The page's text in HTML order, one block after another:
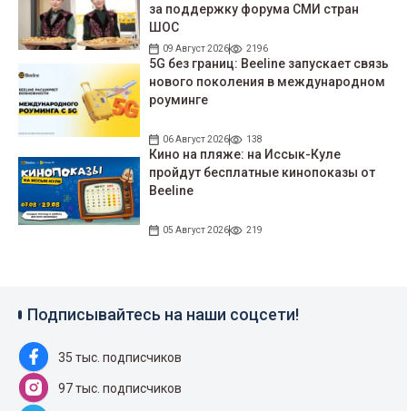
за поддержку форума СМИ стран
ШОС
09 Август 2026 2196
5G без границ: Beeline запускает связь
нового поколения в международном
роуминге
06 Август 2026 138
Кино на пляже: на Иссык-Куле
пройдут беcплатные кинопоказы от
Beeline
05 Август 2026 219
Подписывайтесь на наши соцсети!
35 тыс. подписчиков
97 тыс. подписчиков